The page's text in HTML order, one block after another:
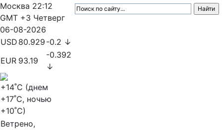
Москва 22:12
GMT +3 Четверг
06-08-2026
USD 80.929 -0.2 ↓
EUR 93.19
-0.392
↓
+14˚C (днем
+17˚C, ночью
+10˚C)
Ветрено,